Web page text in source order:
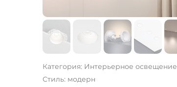
Категория: Интерьерное освещение
Стиль: модерн